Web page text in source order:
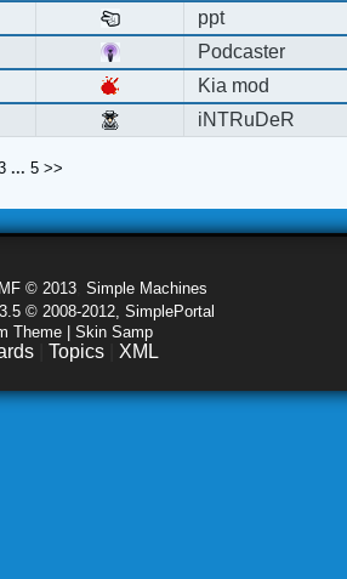
ppt
Podcaster
Kia mod
iNTRuDeR
... 5 >>
© 2013 Simple Machines
© 2008-2012, SimplePortal
Theme | Skin Samp
Topics XML